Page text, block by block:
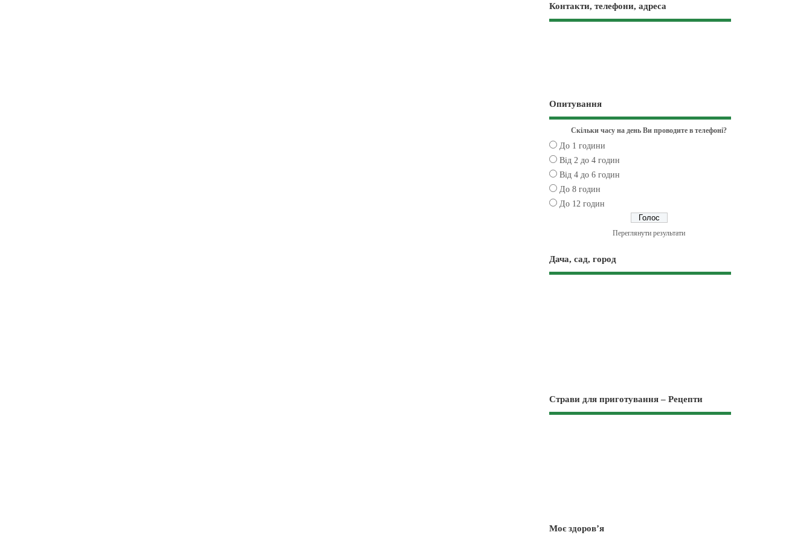
Контакти, телефони, адреса
Опитування
Скільки часу на день Ви проводите в телефоні?
До 1 години
Від 2 до 4 годин
Від 4 до 6 годин
До 8 годин
До 12 годин
Переглянути результати
Дача, сад, город
Страви для приготування – Рецепти
Моє здоров’я